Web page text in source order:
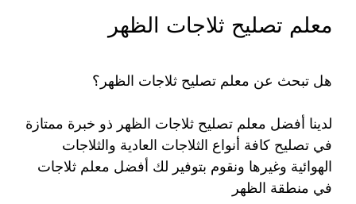
معلم تصليح ثلاجات الظهر
هل تبحث عن معلم تصليح ثلاجات الظهر؟
لدينا أفضل معلم تصليح ثلاجات الظهر ذو خبرة ممتازة
في تصليح كافة أنواع الثلاجات العادية والثلاجات
الهوائية وغيرها ونقوم بتوفير لك أفضل معلم ثلاجات
في منطقة الظهر